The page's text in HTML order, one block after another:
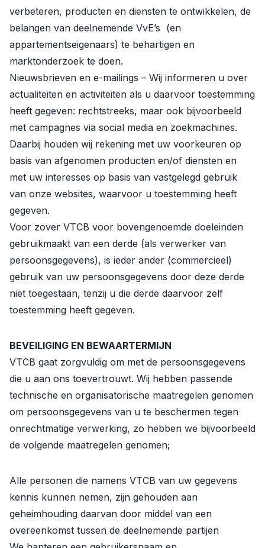
verbeteren, producten en diensten te ontwikkelen, de
belangen van deelnemende VvE’s (en
appartementseigenaars) te behartigen en
marktonderzoek te doen.
Nieuwsbrieven en e-mailings – Wij informeren u over
actualiteiten en activiteiten als u daarvoor toestemming
heeft gegeven: rechtstreeks, maar ook bijvoorbeeld
met campagnes via social media en zoekmachines.
Daarbij houden wij rekening met uw voorkeuren op
basis van afgenomen producten en/of diensten en
met uw interesses op basis van vastgelegd gebruik
van onze websites, waarvoor u toestemming heeft
gegeven.
Voor zover VTCB voor bovengenoemde doeleinden
gebruikmaakt van een derde (als verwerker van
persoonsgegevens), is ieder ander (commercieel)
gebruik van uw persoonsgegevens door deze derde
niet toegestaan, tenzij u die derde daarvoor zelf
toestemming heeft gegeven.
BEVEILIGING EN BEWAARTERMIJN
VTCB gaat zorgvuldig om met de persoonsgegevens
die u aan ons toevertrouwt. Wij hebben passende
technische en organisatorische maatregelen genomen
om persoonsgegevens van u te beschermen tegen
onrechtmatige verwerking, zo hebben we bijvoorbeeld
de volgende maatregelen genomen;
Alle personen die namens VTCB van uw gegevens
kennis kunnen nemen, zijn gehouden aan
geheimhouding daarvan door middel van een
overeenkomst tussen de deelnemende partijen